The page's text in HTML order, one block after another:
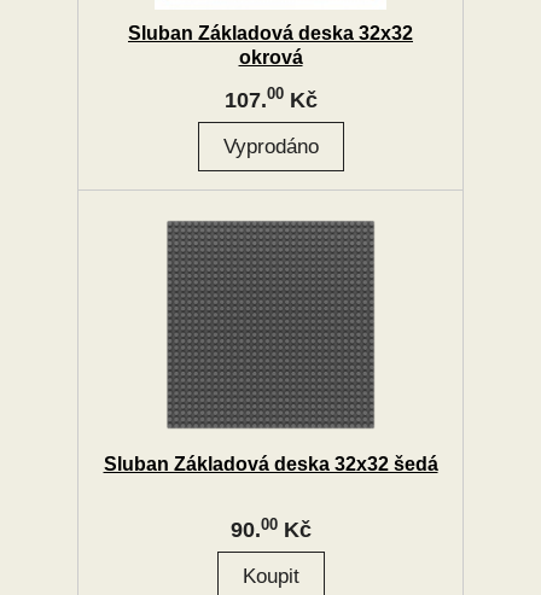
Sluban Základová deska 32x32
okrová
107.00Kč
Sluban Základová deska 32x32 šedá
90.00Kč